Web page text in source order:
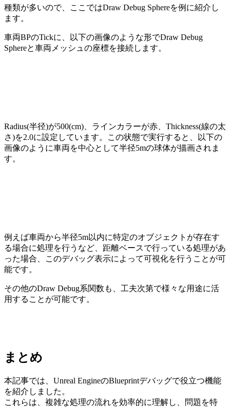
種類が多いので、ここではDraw Debug Sphereを例に紹介し
ます。
車両BPのTickに、以下の画像のような形でDraw Debug
Sphereと車両メッシュの座標を接続します。
Radius(半径)が500(cm)、ラインカラーが赤、Thickness(線の太
さ)を2.0に設定しています。この状態で実行すると、以下の
画像のように車両を中心として半径5mの球体が描画されま
す。
例えば車両から半径5m以内に特定のオブジェクトが存在す
る場合に処理を行うなど、距離ベースで行っている処理があ
った場合、このデバッグ表示によって可視化を行うことが可
能です。
その他のDraw Debug系関数も、工夫次第で様々な用途に活
用することが可能です。
まとめ
本記事では、Unreal EngineのBlueprintデバッグで役立つ機能
を紹介しました。
これらは、複雑な処理の流れを効率的に理解し、問題を特